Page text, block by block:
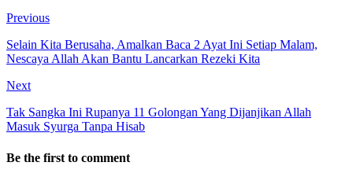
Previous
Selain Kita Berusaha, Amalkan Baca 2 Ayat Ini Setiap Malam,
Nescaya Allah Akan Bantu Lancarkan Rezeki Kita
Next
Tak Sangka Ini Rupanya 11 Golongan Yang Dijanjikan Allah
Masuk Syurga Tanpa Hisab
Be the first to comment